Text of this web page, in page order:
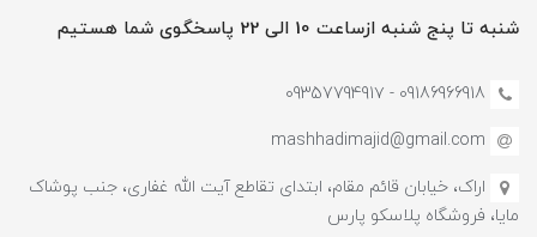
شنبه تا پنج شنبه ازساعت 10 الی 22 پاسخگوی شما هستیم
09186966918 - 0935779491۷
mashhadimajid@gmail.com
اراک، خیابان قائم مقام، ابتدای تقاطع آیت الله غفاری، جنب پوشاک
مایا، فروشگاه پلاسکو پارس